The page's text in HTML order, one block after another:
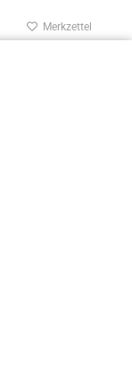
Merkzettel